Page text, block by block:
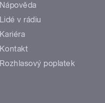
Nápověda
Lidé v rádiu
Kariéra
Kontakt
Rozhlasový poplatek